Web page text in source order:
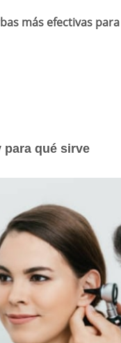
más efectivas
para qué sirve